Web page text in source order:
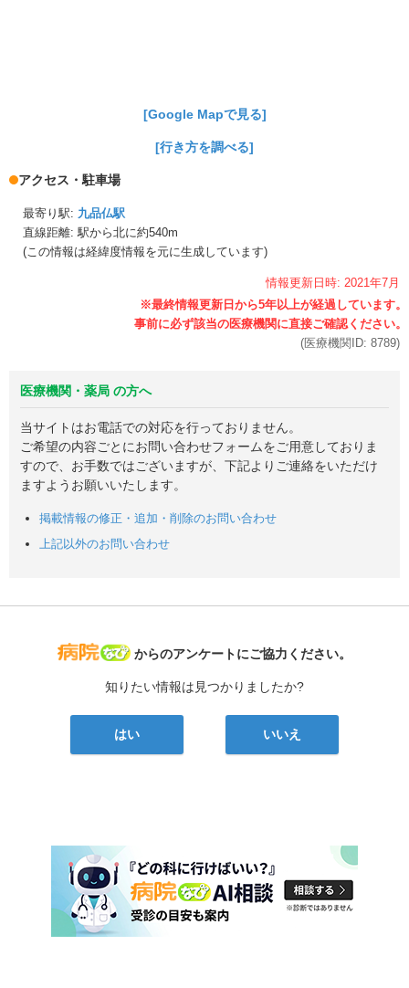
[Google Mapで見る]
[行き方を調べる]
アクセス・駐車場
最寄り駅: 九品仏駅
直線距離: 駅から北に約540m
(この情報は経緯度情報を元に生成しています)
情報更新日時: 2021年7月
(医療機関ID: 8789)
医療機関・薬局 の方へ
当サイトはお電話での対応を行っておりません。
ご希望の内容ごとにお問い合わせフォームをご用意しておりま
すので、お手数ではございますが、下記よりご連絡をいただけ
ますようお願いいたします。
掲載情報の修正・追加・削除のお問い合わせ
上記以外のお問い合わせ
病院なび
からのアンケートにご協力ください。
知りたい情報は見つかりましたか?
はい いいえ